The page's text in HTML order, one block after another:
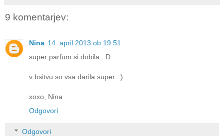
9 komentarjev:
Nina 14. april 2013 ob 19:51
super parfum si dobila. :D
v bsitvu so vsa darila super. :)
xoxo, Nina
Odgovori
Odgovori